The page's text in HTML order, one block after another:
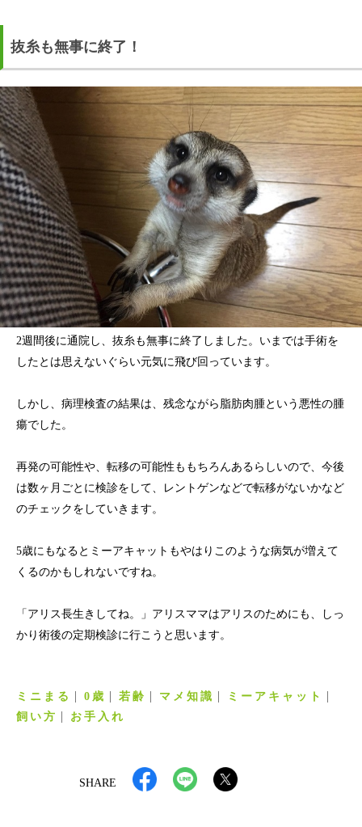
抜糸も無事に終了！
2週間後に通院し、抜糸も無事に終了しました。いまでは手術を
したとは思えないぐらい元気に飛び回っています。
しかし、病理検査の結果は、残念ながら脂肪肉腫という悪性の腫
瘍でした。
再発の可能性や、転移の可能性ももちろんあるらしいので、今後
は数ヶ月ごとに検診をして、レントゲンなどで転移がないかなど
のチェックをしていきます。
5歳にもなるとミーアキャットもやはりこのような病気が増えて
くるのかもしれないですね。
「アリス長生きしてね。」アリスママはアリスのためにも、しっ
かり術後の定期検診に行こうと思います。
ミニまる 0歳 若齢 マメ知識
ミーアキャット
飼い方
お手入れ
SHARE